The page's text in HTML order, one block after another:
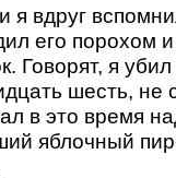
вдруг
его порохом
Говорят, я
шесть, не
в это время
яблочный